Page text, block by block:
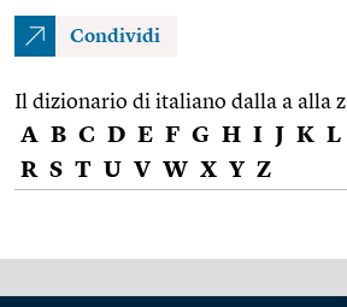
Condividi
Il dizionario di italiano dalla a alla z
A B C D E F G H I J K L
R S T U V W X Y Z